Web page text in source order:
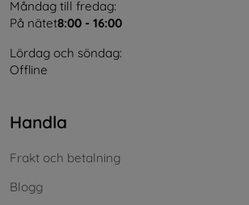
Måndag till fredag:
På nätet8:00 - 16:00
Lördag och söndag:
Offline
Handla
Frakt och betalning
Blogg